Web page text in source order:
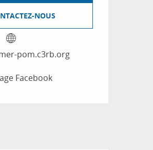
NOUS
pom.c3rb.org
Facebook